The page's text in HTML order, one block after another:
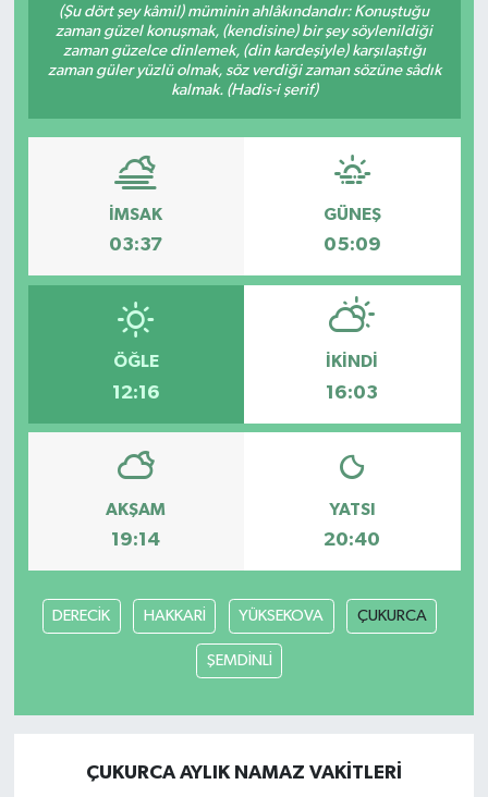
(Şu dört şey kâmil) müminin ahlâkındandır: Konuştuğu
zaman güzel konuşmak, (kendisine) bir şey söylenildiği
zaman güzelce dinlemek, (din kardeşiyle) karşılaştığı
zaman güler yüzlü olmak, söz verdiği zaman sözüne sâdık
kalmak. (Hadis-i şerif)
İMSAK
03:37
GÜNEŞ
05:09
ÖĞLE
12:16
İKINDI
16:03
AKŞAM
19:14
YATSI
20:40
DERECİK HAKKARİ YÜKSEKOVA ÇUKURCA
ŞEMDİNLİ
ÇUKURCA AYLIK NAMAZ VAKITLERI